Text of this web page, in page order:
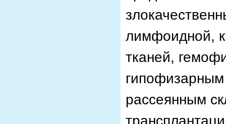
лимфоидной,
тканей,
рассеянным